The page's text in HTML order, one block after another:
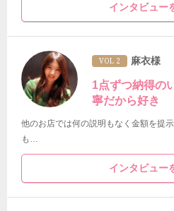
インタビュー
VOL 2 麻衣様
1点ずつ納得の
寧だから好き
他のお店では何の説明もなく金額を提
も…
インタビュー